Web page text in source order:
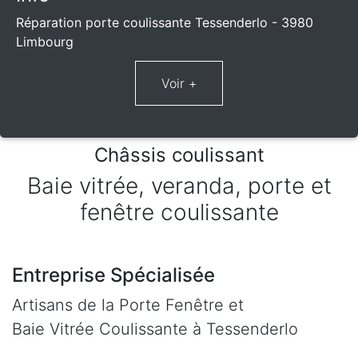
Réparation porte coulissante Tessenderlo - 3980
Limbourg
Châssis coulissant
Baie vitrée, veranda, porte et
fenêtre coulissante
Entreprise Spécialisée
Artisans de la Porte Fenêtre et
Baie Vitrée Coulissante à Tessenderlo